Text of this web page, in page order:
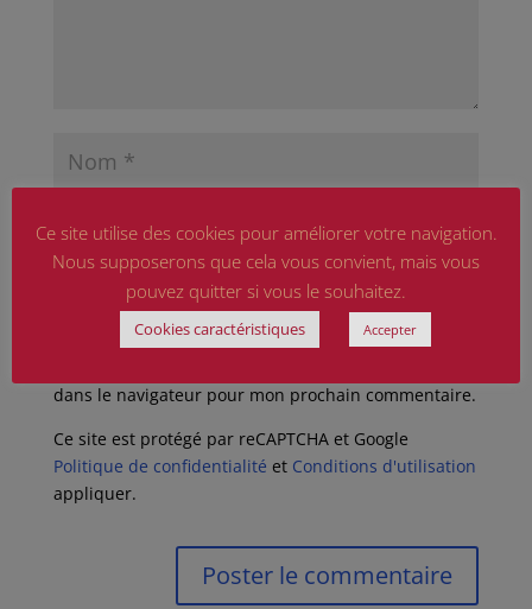
dans le navigateur pour mon prochain commentaire.
Ce site est protégé par reCAPTCHA et Google
Politique de confidentialité et Conditions d'utilisation
appliquer.
Ce site utilise des cookies pour améliorer votre navigation.
Nous supposerons que cela vous convient, mais vous
pouvez quitter si vous le souhaitez.
Cookies caractéristiques Accepter